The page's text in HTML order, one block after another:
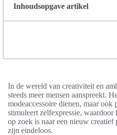
Inhoudsopgave artikel
In de wereld van creativiteit en
steeds meer mensen aanspreekt.
modeaccessoire dienen, maar
stimuleert zelfexpressie,
op zoek is naar een nieuw
zijn eindeloos.